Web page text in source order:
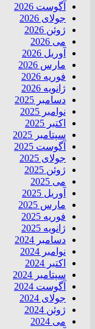
آگوست 2026
جولای 2026
ژوئن 2026
می 2026
آوریل 2026
مارس 2026
فوریه 2026
ژانویه 2026
دسامبر 2025
نوامبر 2025
اکتبر 2025
سپتامبر 2025
آگوست 2025
جولای 2025
ژوئن 2025
می 2025
آوریل 2025
مارس 2025
فوریه 2025
ژانویه 2025
دسامبر 2024
نوامبر 2024
اکتبر 2024
سپتامبر 2024
آگوست 2024
جولای 2024
ژوئن 2024
می 2024